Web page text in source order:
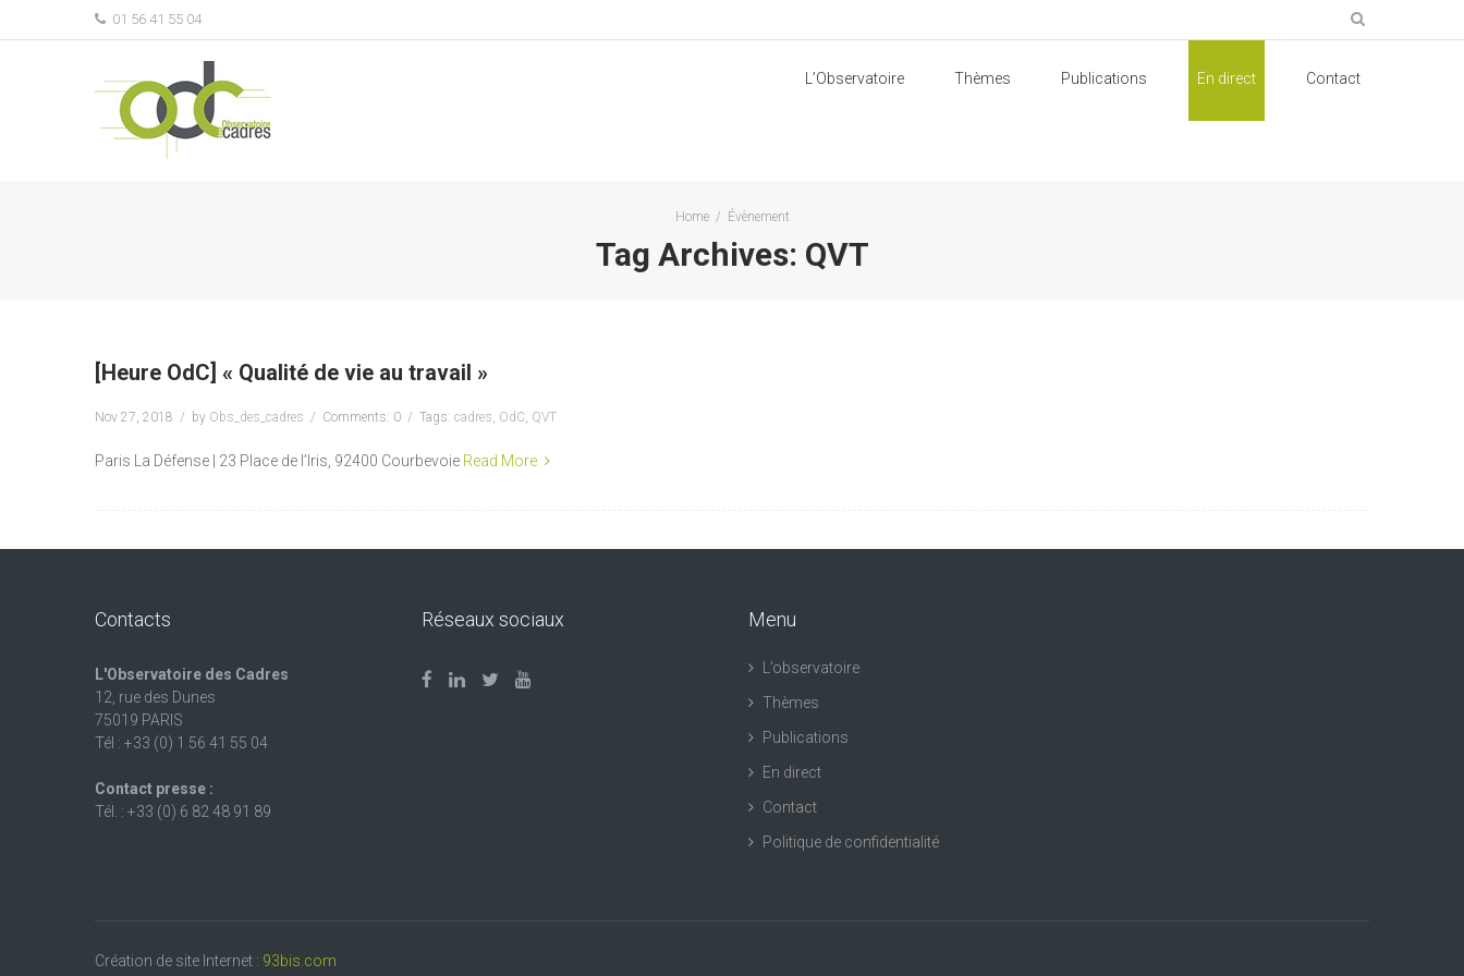
01 56 41 55 04
L’Observatoire Thèmes Publications En direct Contact
Home / Évènement
Tag Archives: QVT
[Heure OdC] « Qualité de vie au travail »
Nov 27, 2018 by Obs_des_cadres Comments: 0 Tags: cadres, OdC, QVT
Paris La Défense | 23 Place de l’Iris, 92400 Courbevoie Read More
Contacts
L'Observatoire des Cadres
12, rue des Dunes
75019 PARIS
Tél : +33 (0) 1 56 41 55 04
Contact presse :
Tél. : +33 (0) 6 82 48 91 89
Réseaux sociaux Menu
L’observatoire
Thèmes
Publications
En direct
Contact
Politique de confidentialité
Création de site Internet : 93bis.com